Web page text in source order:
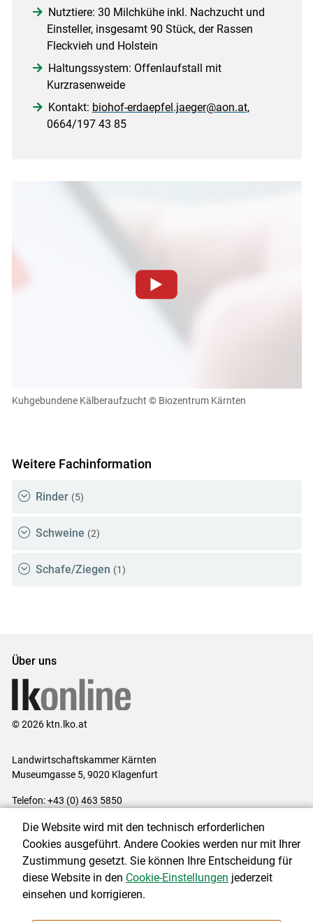
Nutztiere: 30 Milchkühe inkl. Nachzucht und
Einsteller, insgesamt 90 Stück, der Rassen
Fleckvieh und Holstein
Haltungssystem: Offenlaufstall mit
Kurzrasenweide
Kontakt: biohof-erdaepfel.jaeger@aon.at,
0664/197 43 85
einsehen und korrigieren
Kuhgebundene Kälberaufzucht © Biozentrum Kärnten
Weitere Fachinformation
Rinder (5)
Schweine (2)
Schafe/Ziegen (1)
Über uns
© 2026 ktn.lko.at
Landwirtschaftskammer Kärnten
Museumgasse 5, 9020 Klagenfurt
Telefon: +43 (0) 463 5850
Impressum|Kontakt|Datenschutzerklärung|Barrierefreiheit|
Cookie-Einstellungen
Die Website wird mit den technisch erforderlichen
Cookies ausgeführt. Andere Cookies werden nur mit Ihrer
Zustimmung gesetzt. Sie können Ihre Entscheidung für
diese Website in den Cookie-Einstellungen jederzeit
einsehen und korrigieren.